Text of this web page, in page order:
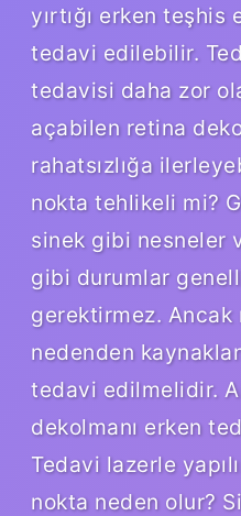
yırtığı erken
tedavi edilebilir.
tedavisi daha zor
açabilen retina
rahatsızlığa
nokta tehlikeli mi?
sinek gibi nesneler
gibi durumlar
gerektirmez. Ancak
nedenden
tedavi edilmelidir.
dekolmanı erken
Tedavi lazerle
nokta neden olur?